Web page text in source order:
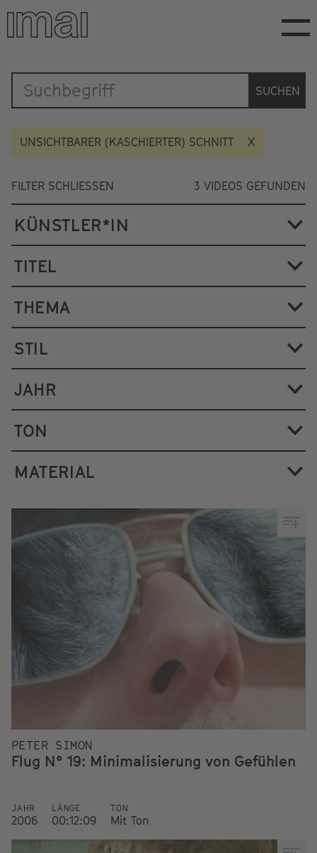
Direkt
zum
Inhalt
Katalog
SUCHEN
UNSICHTBARER (KASCHIERTER) SCHNITT
FILTER SCHLIESSEN 3 VIDEOS GEFUNDEN
KÜNSTLER*IN
TITEL
THEMA
STIL
JAHR
TON
MATERIAL
PETER SIMON
Flug N° 19: Minimalisierung von Gefühlen
JAHR
2006
LÄNGE
00:12:09
TON
Mit Ton